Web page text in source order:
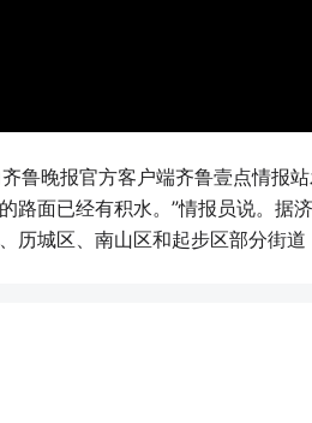
鲁晚报官方客户端齐鲁壹点情报
路面已经有积水。”情报员说。据
历城区、南山区和起步区部分街